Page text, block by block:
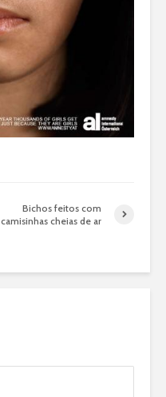
Bichos feitos com
camisinhas cheias de ar